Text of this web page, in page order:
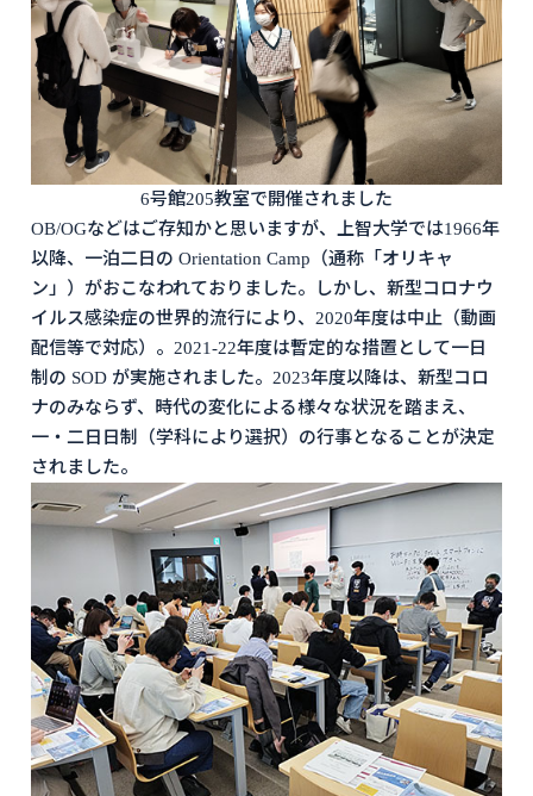
6号館205教室で開催されました
OB/OGなどはご存知かと思いますが、上智大学では1966年
以降、一泊二日の Orientation Camp（通称「オリキャ
ン」）がおこなわれておりました。しかし、新型コロナウ
イルス感染症の世界的流行により、2020年度は中止（動画
配信等で対応）。2021-22年度は暫定的な措置として一日
制の SOD が実施されました。2023年度以降は、新型コロ
ナのみならず、時代の変化による様々な状況を踏まえ、
一・二日日制（学科により選択）の行事となることが決定
されました。